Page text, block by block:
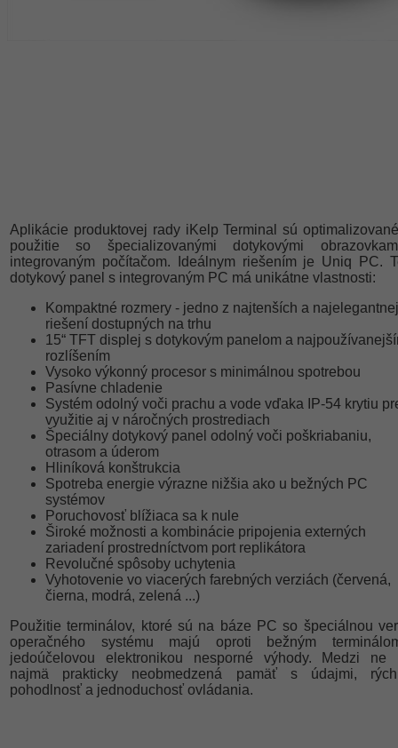
Aplikácie produktovej rady iKelp Terminal sú
použitie so špecializovanými dotykovými
integrovaným počítačom. Ideálnym riešením je Uniq PC.
dotykový panel s integrovaným PC má unikátne vlastnosti:
Kompaktné rozmery - jedno z najtenších a
riešení dostupných na trhu
15“ TFT displej s dotykovým panelom a
rozlíšením
Vysoko výkonný procesor s minimálnou spotrebou
Pasívne chladenie
Systém odolný voči prachu a vode vďaka IP-54 krytiu
využitie aj v náročných prostrediach
Špeciálny dotykový panel odolný voči poškriabaniu,
otrasom a úderom
Hliníková konštrukcia
Spotreba energie výrazne nižšia ako u bežných PC
systémov
Poruchovosť blížiaca sa k nule
Široké možnosti a kombinácie pripojenia externých
zariadení prostredníctvom port replikátora
Revolučné spôsoby uchytenia
Vyhotovenie vo viacerých farebných verziách (červená,
čierna, modrá, zelená ...)
Použitie terminálov, ktoré sú na báze PC so špeciálnou
operačného systému majú oproti bežným
jedoúčelovou elektronikou nesporné výhody. Medzi ne
najmä prakticky neobmedzená pamäť s údajmi,
pohodlnosť a jednoduchosť ovládania.